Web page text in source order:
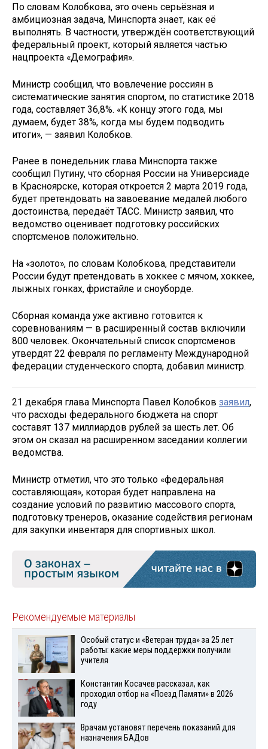
По словам Колобкова, это очень серьёзная и
амбициозная задача, Минспорта знает, как её
выполнять. В частности, утверждён соответствующий
федеральный проект, который является частью
нацпроекта «Демография».
Министр сообщил, что вовлечение россиян в
систематические занятия спортом, по статистике 2018
года, составляет 36,8%. «К концу этого года, мы
думаем, будет 38%, когда мы будем подводить
итоги», — заявил Колобков.
Ранее в понедельник глава Минспорта также
сообщил Путину, что сборная России на Универсиаде
в Красноярске, которая откроется 2 марта 2019 года,
будет претендовать на завоевание медалей любого
достоинства, передаёт ТАСС. Министр заявил, что
ведомство оценивает подготовку российских
спортсменов положительно.
На «золото», по словам Колобкова, представители
России будут претендовать в хоккее с мячом, хоккее,
лыжных гонках, фристайле и сноуборде.
Сборная команда уже активно готовится к
соревнованиям — в расширенный состав включили
800 человек. Окончательный список спортсменов
утвердят 22 февраля по регламенту Международной
федерации студенческого спорта, добавил министр.
21 декабря глава Минспорта Павел Колобков заявил,
что расходы федерального бюджета на спорт
составят 137 миллиардов рублей за шесть лет. Об
этом он сказал на расширенном заседании коллегии
ведомства.
Министр отметил, что это только «федеральная
составляющая», которая будет направлена на
создание условий по развитию массового спорта,
подготовку тренеров, оказание содействия регионам
для закупки инвентаря для спортивных школ.
Рекомендуемые материалы
Особый статус и «Ветеран труда» за 25 лет
работы: какие меры поддержки получили
учителя
Константин Косачев рассказал, как
проходил отбор на «Поезд Памяти» в 2026
году
Врачам установят перечень показаний для
назначения БАДов